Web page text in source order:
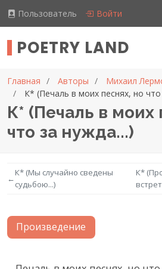
Пользователь Войти
POETRY LAND
Главная Авторы
Михаил
К* (Печаль в моих песнях, но что
К* (Печаль в моих
что за нужда...)
←
К* (Мы случайно сведены
судьбою...)
К*
Произведение